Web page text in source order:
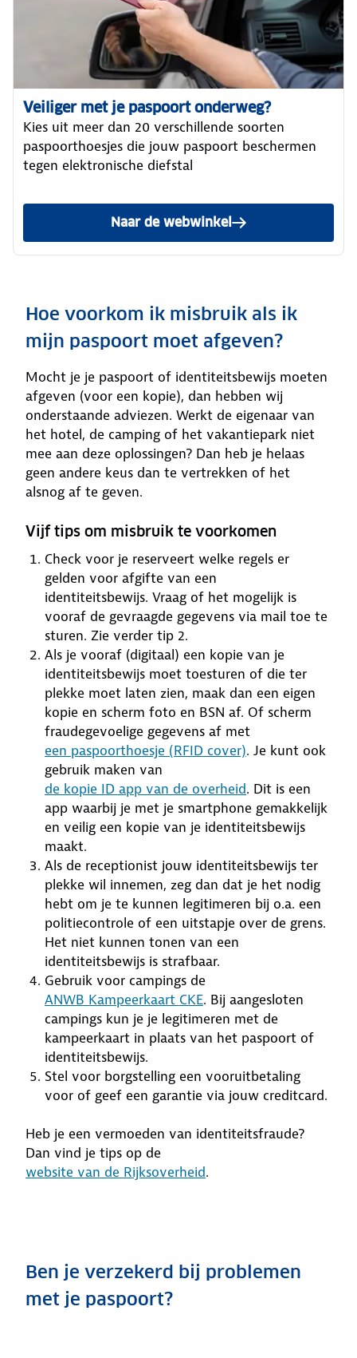
Veiliger met je paspoort onderweg?
Kies uit meer dan 20 verschillende soorten
paspoorthoesjes die jouw paspoort beschermen
tegen elektronische diefstal
Naar de webwinkel
Hoe voorkom ik misbruik als ik
mijn paspoort moet afgeven?
Mocht je je paspoort of identiteitsbewijs moeten
afgeven (voor een kopie), dan hebben wij
onderstaande adviezen. Werkt de eigenaar van
het hotel, de camping of het vakantiepark niet
mee aan deze oplossingen? Dan heb je helaas
geen andere keus dan te vertrekken of het
alsnog af te geven.
Vijf tips om misbruik te voorkomen
Check voor je reserveert welke regels er
gelden voor afgifte van een
identiteitsbewijs. Vraag of het mogelijk is
vooraf de gevraagde gegevens via mail toe te
sturen. Zie verder tip 2.
Als je vooraf (digitaal) een kopie van je
identiteitsbewijs moet toesturen of die ter
plekke moet laten zien, maak dan een eigen
kopie en scherm foto en BSN af. Of scherm
fraudegevoelige gegevens af met
een paspoorthoesje (RFID cover). Je kunt ook
gebruik maken van
de kopie ID app van de overheid. Dit is een
app waarbij je met je smartphone gemakkelijk
en veilig een kopie van je identiteitsbewijs
maakt.
Als de receptionist jouw identiteitsbewijs ter
plekke wil innemen, zeg dan dat je het nodig
hebt om je te kunnen legitimeren bij o.a. een
politiecontrole of een uitstapje over de grens.
Het niet kunnen tonen van een
identiteitsbewijs is strafbaar.
Gebruik voor campings de
ANWB Kampeerkaart CKE. Bij aangesloten
campings kun je je legitimeren met de
kampeerkaart in plaats van het paspoort of
identiteitsbewijs.
Stel voor borgstelling een vooruitbetaling
voor of geef een garantie via jouw creditcard.
Heb je een vermoeden van identiteitsfraude?
Dan vind je tips op de
website van de Rijksoverheid.
Ben je verzekerd bij problemen
met je paspoort?